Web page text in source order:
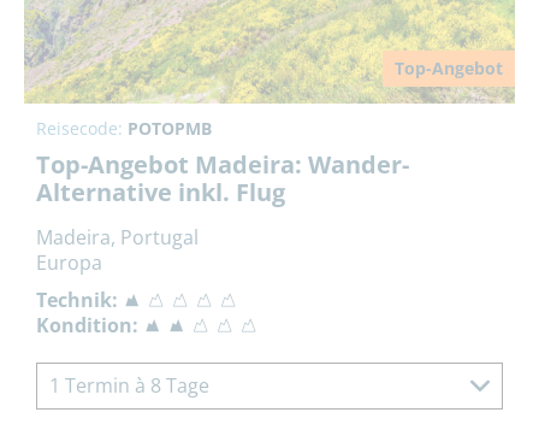
Top-Angebot
Reisecode: POTOPMB
Top-Angebot Madeira: Wander-
Alternative inkl. Flug
Madeira, Portugal
Europa
Technik:
Kondition:
1 Termin à 8 Tage